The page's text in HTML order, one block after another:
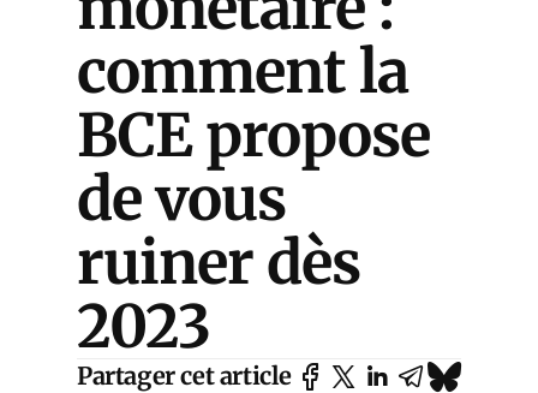
comment la
BCE propose
de vous
ruiner dès
2023
Partager cet article